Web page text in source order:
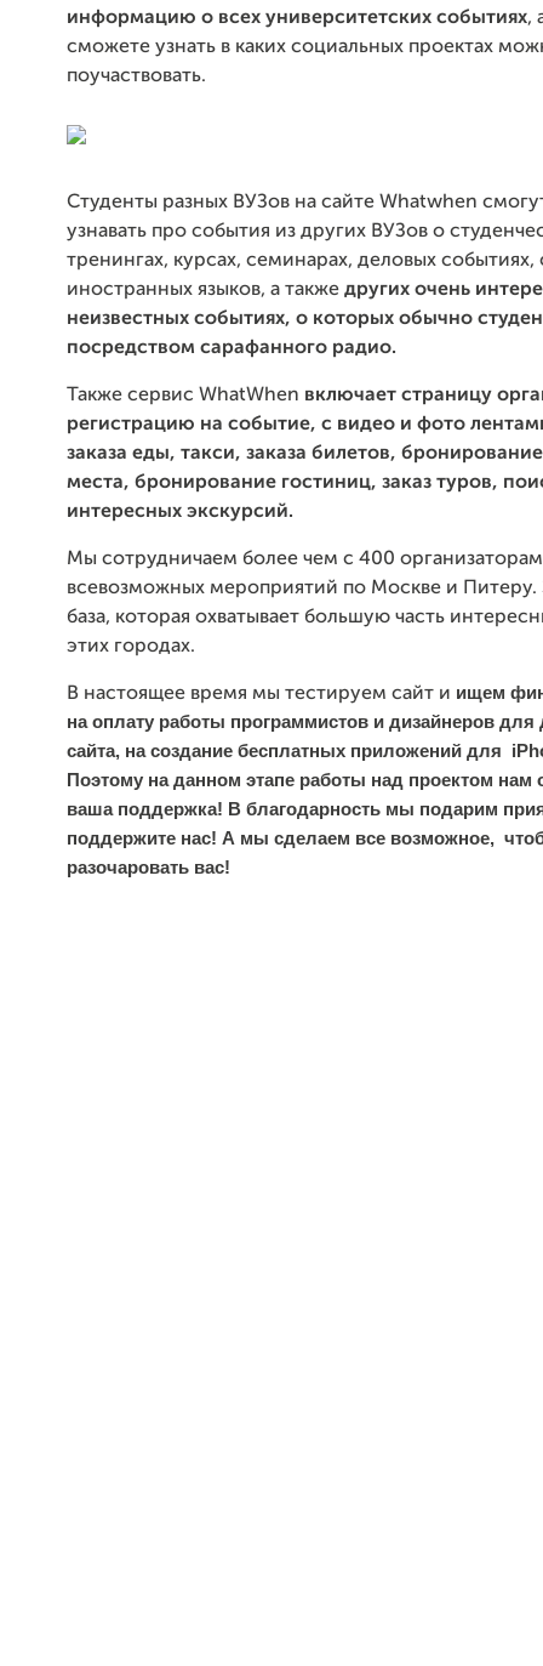
информацию о всех университетских событиях,
сможете узнать в каких социальных проектах
поучаствовать.
Cтуденты разных ВУЗов на сайте Whatwhen
узнавать про события из других ВУЗов о
тренингах, курсах, семинарах, деловых событиях,
иностранных языков, а также других очень
неизвестных событиях, о которых обычно
посредством сарафанного радио.
Также сервис WhatWhen включает страницу
регистрацию на событие, с видео и фото
заказа еды, такси, заказа билетов,
места, бронирование гостиниц, заказ туров,
интересных экскурсий.
Мы сотрудничаем более чем с 400
всевозможных мероприятий по Москве и Питеру.
база, которая охватывает большую часть
этих городах.
В настоящее время мы тестируем сайт и ищем
на оплату работы программистов и дизайнеров для
сайта, на создание бесплатных приложений для
Поэтому на данном этапе работы над проектом нам
ваша поддержка! В благодарность мы подарим
поддержите нас! А мы сделаем все возможное,
разочаровать вас!